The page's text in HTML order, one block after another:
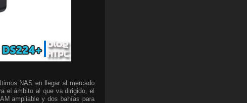
NAS en llegar al mercado
el ámbito al que va dirigido, el
ampliable y dos bahías para